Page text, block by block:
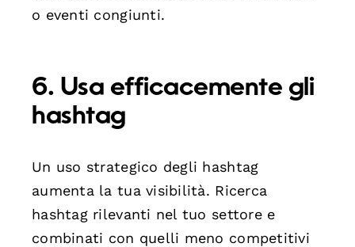
o eventi congiunti.
6. Usa efficacemente gli
hashtag
Un uso strategico degli hashtag
aumenta la tua visibilità. Ricerca
hashtag rilevanti nel tuo settore e
combinati con quelli meno competitivi